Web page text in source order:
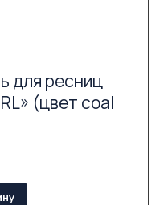
для ресниц
(цвет coal